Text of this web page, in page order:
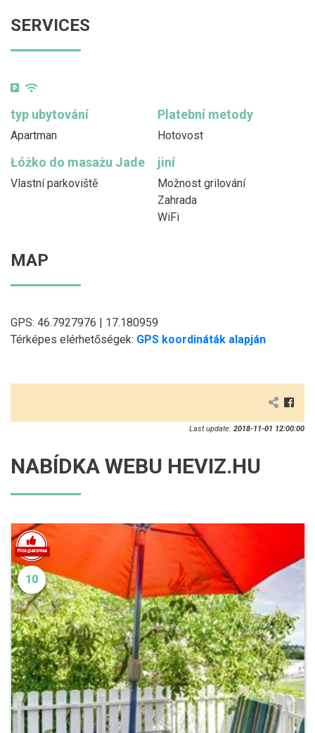
SERVICES
typ ubytování
Apartman
Platební metody
Hotovost
Łóżko do masażu Jade
Vlastní parkoviště
jiní
Možnost grilování
Zahrada
WiFi
MAP
GPS: 46.7927976 | 17.180959
Térképes elérhetőségek: GPS koordináták alapján
Last update: 2018-11-01 12:00:00
NABÍDKA WEBU HEVIZ.HU
10